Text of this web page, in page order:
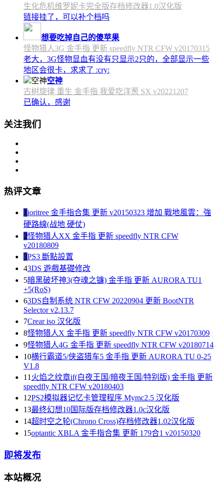
生化危机维罗妮卡完全版存档修改器1.0汉化版
链接挂了，可以补个档吗
想要吃掉自己的傻苹果
怪物猎人3G 金手指 更新 speedfly NTR CFW v20170315
老大，3G怪物显血有没有只显示2只的，全部显示一些
地区会很卡，求求了 :cry:
空神
古树旋律 重生 金手指 我爱吃洋葱 SX v20221207
已确认，感谢
关注我们
热评文章
1ioritree 金手指合集 更新 v20150323 增加 戰地風雲：強
硬路線(战地 硬仗)
2怪物猎人XX 金手指 更新 speedfly NTR CFW
v20180809
3PS3 斷點設置
43DS 遊戲基礎修改
5暗黑破坏神3(夺魂之镰) 金手指 更新 AURORA TU1
+5(RoS)
63DS自制系统 NTR CFW 20220904 更新 BootNTR
Selector v2.13.7
7Crear iso 汉化版
8怪物猎人X 金手指 更新 speedfly NTR CFW v20170309
9怪物猎人4G 金手指 更新 speedfly NTR CFW v20180714
10横行霸道5/侠盗猎车5 金手指 更新 AURORA TU 0-25
V1.8
11火焰之纹章if(白夜王国/暗夜王国/特别版) 金手指 更新
speedfly NTR CFW v20180403
12PS2模拟器记忆卡管理程序 Mymc2.5 汉化版
13最终幻想10国际版存档修改器1.0c汉化版
14超时空之轮(Chrono Cross)存档修改器1.02汉化版
15optantic XBLA 金手指合集 更新 179合1 v20150320
即将发布
本站概况